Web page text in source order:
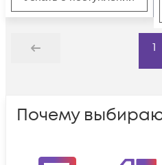
Назад
1
Почему